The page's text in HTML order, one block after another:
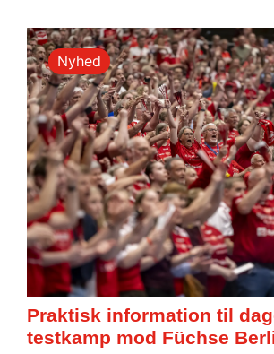
Nyhed
Praktisk information til
testkamp mod Füchse